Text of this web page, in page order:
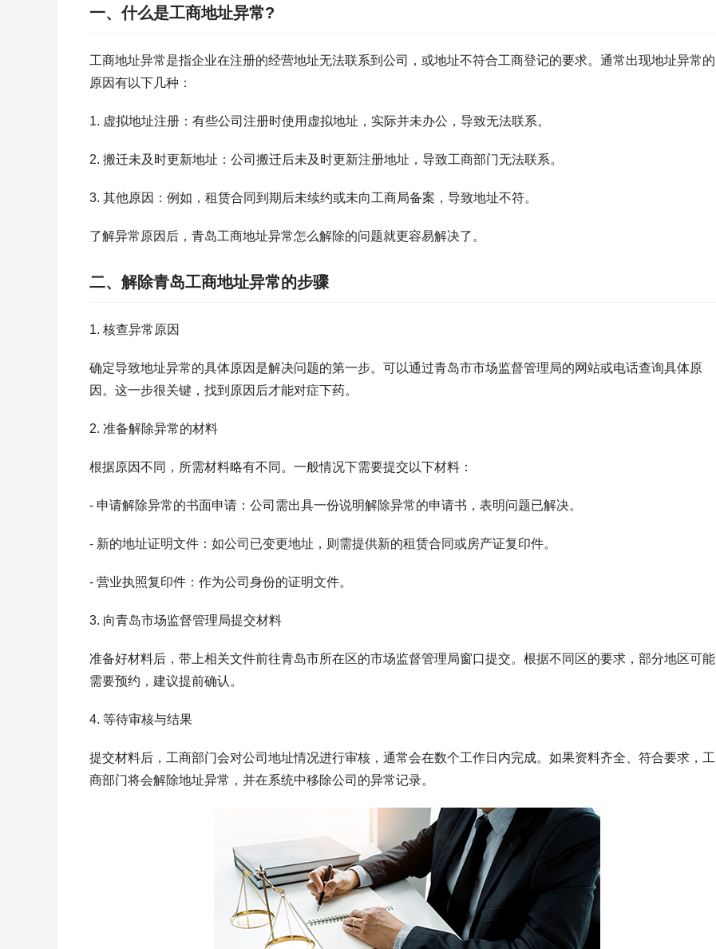
一、什么是工商地址异常?
工商地址异常是指企业在注册的经营地址无法联系到公司，或地址不符合工商登记的要求。通常出现地址异常的
原因有以下几种：
1. 虚拟地址注册：有些公司注册时使用虚拟地址，实际并未办公，导致无法联系。
2. 搬迁未及时更新地址：公司搬迁后未及时更新注册地址，导致工商部门无法联系。
3. 其他原因：例如，租赁合同到期后未续约或未向工商局备案，导致地址不符。
了解异常原因后，青岛工商地址异常怎么解除的问题就更容易解决了。
二、解除青岛工商地址异常的步骤
1. 核查异常原因
确定导致地址异常的具体原因是解决问题的第一步。可以通过青岛市市场监督管理局的网站或电话查询具体原
因。这一步很关键，找到原因后才能对症下药。
2. 准备解除异常的材料
根据原因不同，所需材料略有不同。一般情况下需要提交以下材料：
- 申请解除异常的书面申请：公司需出具一份说明解除异常的申请书，表明问题已解决。
- 新的地址证明文件：如公司已变更地址，则需提供新的租赁合同或房产证复印件。
- 营业执照复印件：作为公司身份的证明文件。
3. 向青岛市场监督管理局提交材料
准备好材料后，带上相关文件前往青岛市所在区的市场监督管理局窗口提交。根据不同区的要求，部分地区可能
需要预约，建议提前确认。
4. 等待审核与结果
提交材料后，工商部门会对公司地址情况进行审核，通常会在数个工作日内完成。如果资料齐全、符合要求，工
商部门将会解除地址异常，并在系统中移除公司的异常记录。